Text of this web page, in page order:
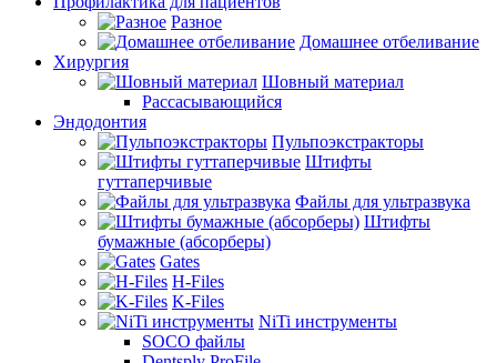
Разное
Домашнее отбеливание
Хирургия
Шовный материал
Рассасывающийся
Эндодонтия
Пульпоэкстракторы
Штифты
гуттаперчивые
Файлы для ультразвука
Штифты
бумажные (абсорберы)
Gates
H-Files
K-Files
NiTi инструменты
SOCO файлы